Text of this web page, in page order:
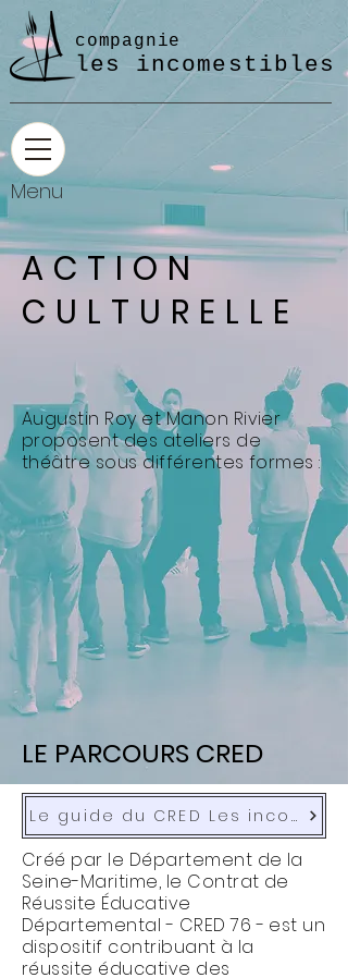
compagnie
les incomestibles
Menu
ACTION
CULTURELLE
Augustin Roy et Manon Rivier
proposent des ateliers de
théâtre sous différentes formes :
LE PARCOURS CRED
Le guide du CRED Les incomestibles
Créé par le Département de la
Seine-Maritime, le Contrat de
Réussite Éducative
Départemental - CRED 76 - est un
dispositif contribuant à la
réussite éducative des